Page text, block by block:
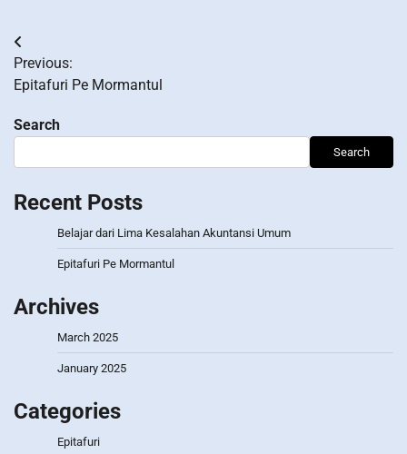
Post
navigation
Previous:
Epitafuri Pe Mormantul
Search
Search
Recent Posts
Belajar dari Lima Kesalahan Akuntansi Umum
Epitafuri Pe Mormantul
Archives
March 2025
January 2025
Categories
Epitafuri